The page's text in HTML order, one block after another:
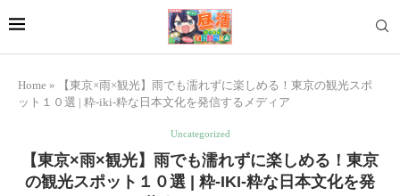
Home »
【東京×雨×観光】雨でも濡れずに楽しめる！東京の観光スポ
ット１０選 | 粋-iki-粋な日本文化を発信するメディア
Uncategorized
【東京×雨×観光】雨でも濡れずに楽しめる！東京
の観光スポット１０選 | 粋-IKI-粋な日本文化を発